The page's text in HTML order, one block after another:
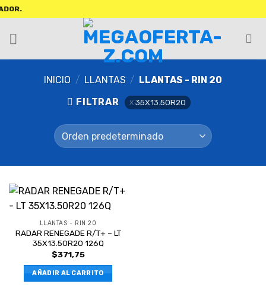
INICIO / LLANTAS / LLANTAS - RIN 20
FILTRAR
35X13.50R20
LLANTAS - RIN 20
RADAR RENEGADE R/T+ – LT
35X13.50R20 126Q
$371,75
AÑADIR AL CARRITO